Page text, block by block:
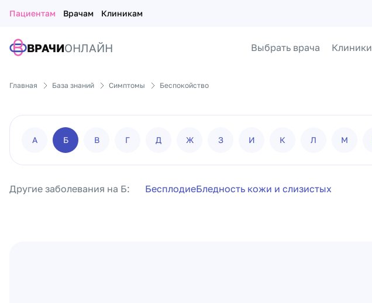
Пациентам Врачам Клиникам
ВРАЧИОНЛАЙН Выбрать врача Клиники
Главная База знаний Симптомы Беспокойство
А Б В Г Д Ж З И К Л М
Другие заболевания на Б: БесплодиеБледность кожи и слизистых